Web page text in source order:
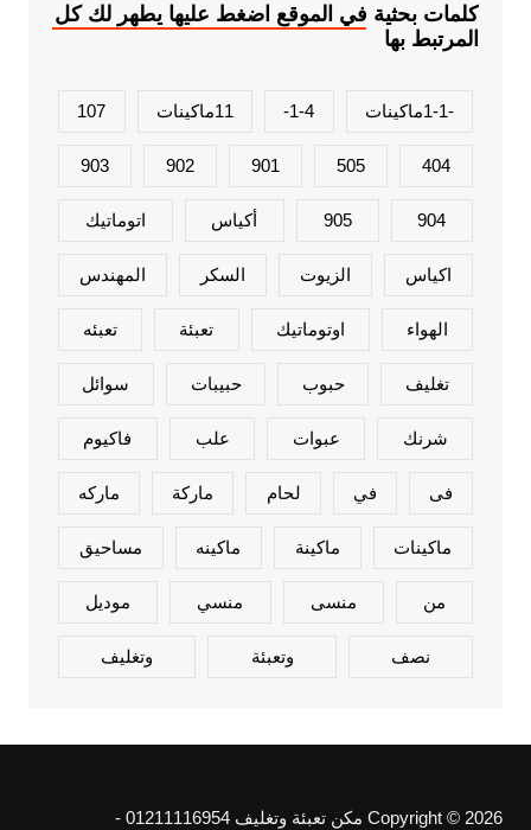
كلمات بحثية في الموقع اضغط عليها يطهر لك كل
المرتبط بها
-1-1ماكينات 1-4- 11ماكينات 107
404
505
901
902
903
904
905 أكياس اتوماتيك
اكياس الزيوت السكر المهندس
الهواء اوتوماتيك تعبئة تعبئه
تغليف حبوب حبيبات سوائل
شرنك عبوات علب فاكيوم
فى في لحام ماركة ماركه
ماكينات ماكينة ماكينه مساحيق
من منسى منسي موديل
نصف وتعبئة وتغليف
Copyright © 2026 مكن تعبئة وتغليف 01211116954 -